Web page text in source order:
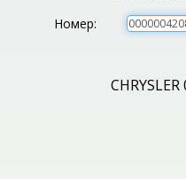
Номер: